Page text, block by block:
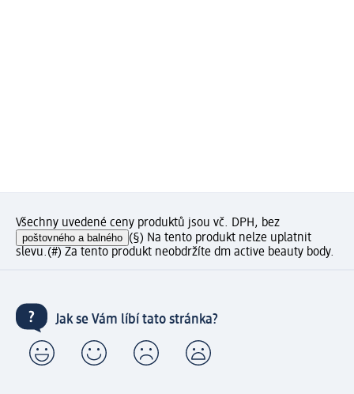
Všechny uvedené ceny produktů jsou vč. DPH, bez
poštovného a balného (§) Na tento produkt nelze uplatnit
slevu.(#) Za tento produkt neobdržíte dm active beauty body.
Jak se Vám líbí tato stránka?